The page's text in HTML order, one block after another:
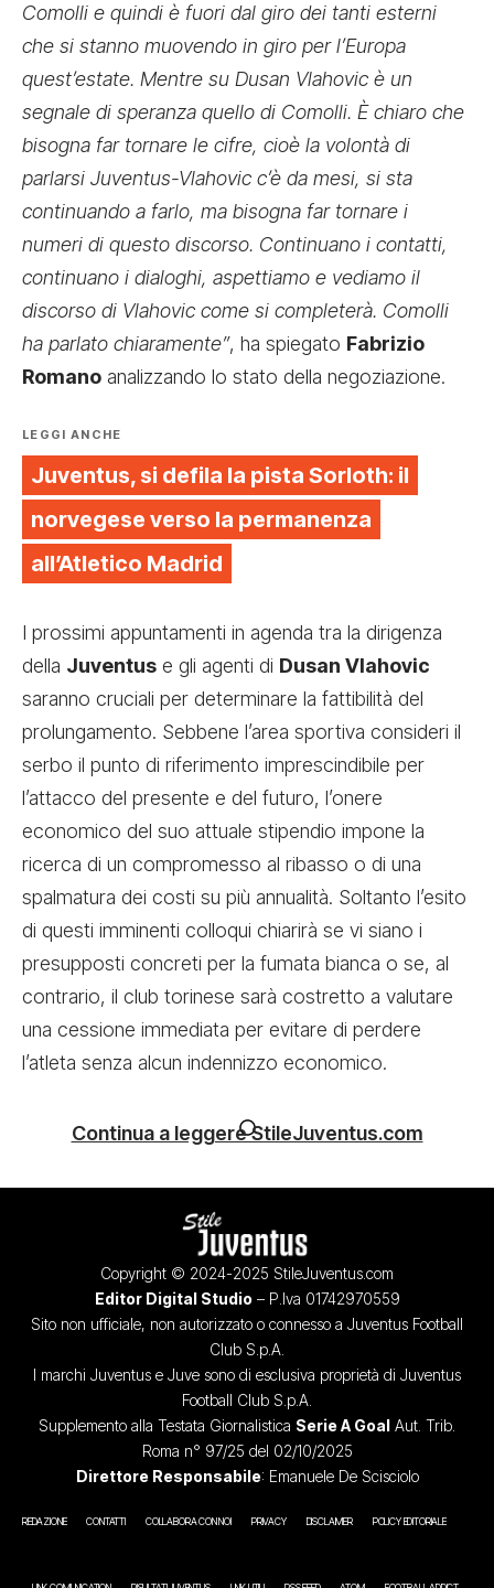
Comolli e quindi è fuori dal giro dei tanti esterni
che si stanno muovendo in giro per l’Europa
quest’estate. Mentre su Dusan Vlahovic è un
segnale di speranza quello di Comolli. È chiaro che
bisogna far tornare le cifre, cioè la volontà di
parlarsi Juventus-Vlahovic c’è da mesi, si sta
continuando a farlo, ma bisogna far tornare i
numeri di questo discorso. Continuano i contatti,
continuano i dialoghi, aspettiamo e vediamo il
discorso di Vlahovic come si completerà. Comolli
ha parlato chiaramente”, ha spiegato Fabrizio
Romano analizzando lo stato della negoziazione.
LEGGI ANCHE
Juventus, si defila la pista Sorloth: il
norvegese verso la permanenza
all’Atletico Madrid
I prossimi appuntamenti in agenda tra la dirigenza
della Juventus e gli agenti di Dusan Vlahovic
saranno cruciali per determinare la fattibilità del
prolungamento. Sebbene l’area sportiva consideri il
serbo il punto di riferimento imprescindibile per
l’attacco del presente e del futuro, l’onere
economico del suo attuale stipendio impone la
ricerca di un compromesso al ribasso o di una
spalmatura dei costi su più annualità. Soltanto l’esito
di questi imminenti colloqui chiarirà se vi siano i
presupposti concreti per la fumata bianca o se, al
contrario, il club torinese sarà costretto a valutare
una cessione immediata per evitare di perdere
l’atleta senza alcun indennizzo economico.
Continua a leggere StileJuventus.com
Copyright © 2024-2025 StileJuventus.com
Editor Digital Studio – P.Iva 01742970559
Sito non ufficiale, non autorizzato o connesso a Juventus Football
Club S.p.A.
I marchi Juventus e Juve sono di esclusiva proprietà di Juventus
Football Club S.p.A.
Supplemento alla Testata Giornalistica Serie A Goal Aut. Trib.
Roma n° 97/25 del 02/10/2025
Direttore Responsabile: Emanuele De Scisciolo
REDAZIONE CONTATTI COLLABORA CON NOI PRIVACY DISCLAIMER POLICY EDITORIALE